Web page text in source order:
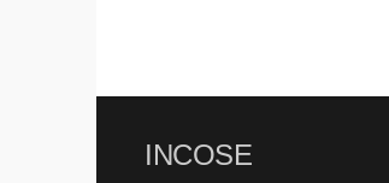
INCOSE